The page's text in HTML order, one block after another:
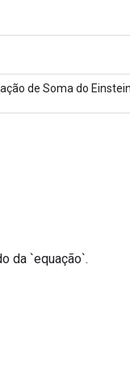
de Soma do
da `equação`.